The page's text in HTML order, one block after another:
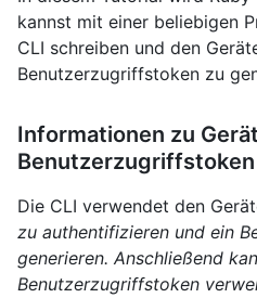
kannst mit einer beliebigen
CLI schreiben und den
Benutzerzugriffstoken zu
Informationen zu
Benutzerzugriffstoken
Die CLI verwendet den
zu authentifizieren und ein
generieren. Anschließend
Benutzerzugriffstoken